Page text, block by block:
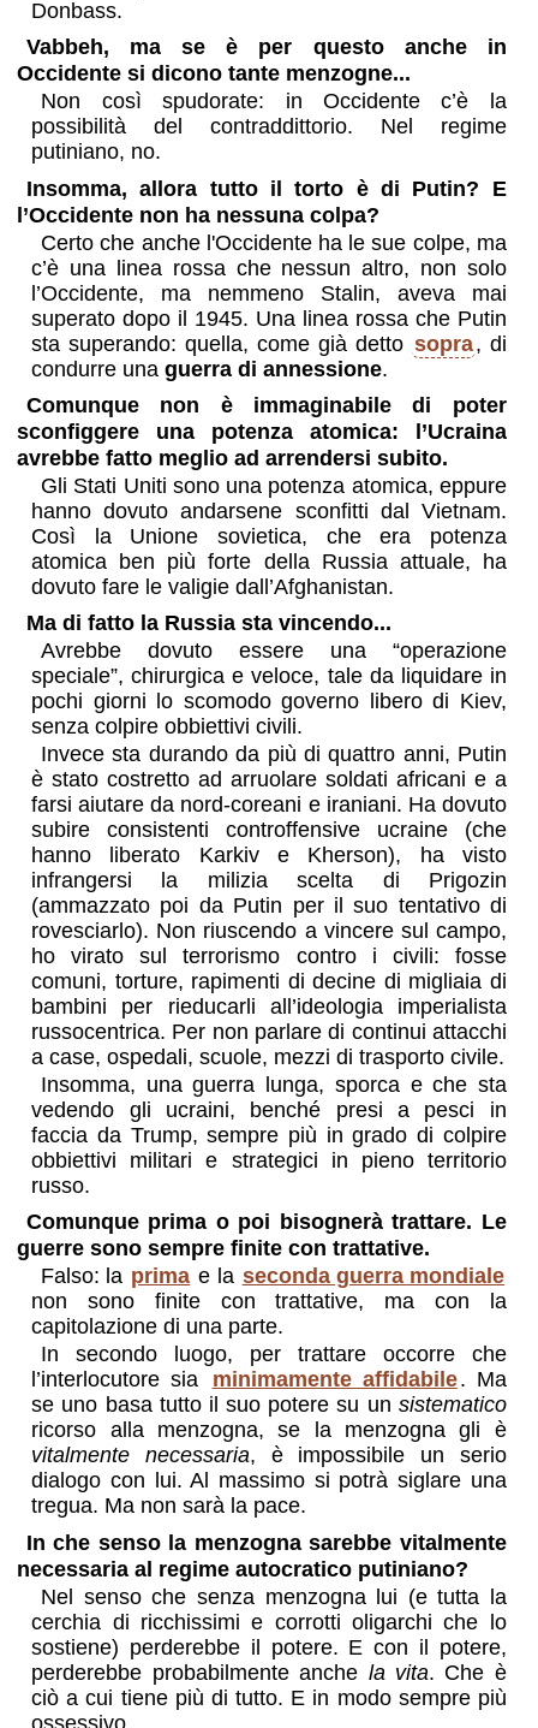
Donbass.
Vabbeh, ma se è per questo anche in
Occidente si dicono tante menzogne...
Non così spudorate: in Occidente c’è la
possibilità del contraddittorio. Nel regime
putiniano, no.
Insomma, allora tutto il torto è di Putin? E
l’Occidente non ha nessuna colpa?
Certo che anche l'Occidente ha le sue colpe, ma
c’è una linea rossa che nessun altro, non solo
l’Occidente, ma nemmeno Stalin, aveva mai
superato dopo il 1945. Una linea rossa che Putin
sta superando: quella, come già detto sopra, di
condurre unaguerra di annessione.
Comunque non è immaginabile di poter
sconfiggere una potenza atomica: l’Ucraina
avrebbe fatto meglio ad arrendersi subito.
Gli Stati Uniti sono una potenza atomica, eppure
hanno dovuto andarsene sconfitti dal Vietnam.
Così la Unione sovietica, che era potenza
atomica ben più forte della Russia attuale, ha
dovuto fare le valigie dall’Afghanistan.
Ma di fatto la Russia sta vincendo...
Avrebbe dovuto essere una “operazione
speciale”, chirurgica e veloce, tale da liquidare in
pochi giorni lo scomodo governo libero di Kiev,
senza colpire obbiettivi civili.
Invece sta durando da più di quattro anni, Putin
è stato costretto ad arruolare soldati africani e a
farsi aiutare da nord-coreani e iraniani. Ha dovuto
subire consistenti controffensive ucraine (che
hanno liberato Karkiv e Kherson), ha visto
infrangersi la milizia scelta di Prigozin
(ammazzato poi da Putin per il suo tentativo di
rovesciarlo). Non riuscendo a vincere sul campo,
ho virato sul terrorismo contro i civili: fosse
comuni, torture, rapimenti di decine di migliaia di
bambini per rieducarli all’ideologia imperialista
russocentrica. Per non parlare di continui attacchi
a case, ospedali, scuole, mezzi di trasporto civile.
Insomma, una guerra lunga, sporca e che sta
vedendo gli ucraini, benché presi a pesci in
faccia da Trump, sempre più in grado di colpire
obbiettivi militari e strategici in pieno territorio
russo.
Comunque prima o poi bisognerà trattare. Le
guerre sono sempre finite con trattative.
Falso: la prima e la seconda guerra mondiale
non sono finite con trattative, ma con la
capitolazione di una parte.
In secondo luogo, per trattare occorre che
l’interlocutore sia
minimamente affidabile. Ma
se uno basa tutto il suo potere su un sistematico
ricorso alla menzogna, se la menzogna gli è
vitalmente necessaria, è impossibile un serio
dialogo con lui. Al massimo si potrà siglare una
tregua. Ma non sarà la pace.
In che senso la menzogna sarebbe vitalmente
necessaria al regime autocratico putiniano?
Nel senso che senza menzogna lui (e tutta la
cerchia di ricchissimi e corrotti oligarchi che lo
sostiene) perderebbe il potere. E con il potere,
perderebbe probabilmente anche la vita. Che è
ciò a cui tiene più di tutto. E in modo sempre più
ossessivo.